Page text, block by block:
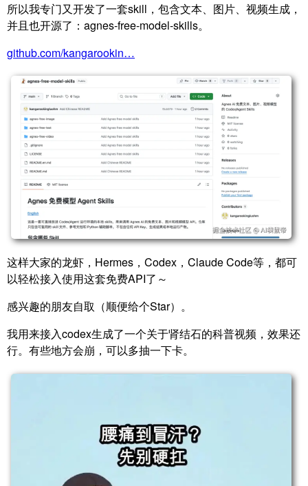
所以我专门又开发了一套skill，包含文本、图片、视频生成，
并且也开源了：agnes-free-model-skills。
github.com/kangarookin…
这样大家的龙虾，Hermes，Codex，Claude Code等，都可
以轻松接入使用这套免费API了～
感兴趣的朋友自取（顺便给个Star）。
我用来接入codex生成了一个关于肾结石的科普视频，效果还
行。有些地方会崩，可以多抽一下卡。